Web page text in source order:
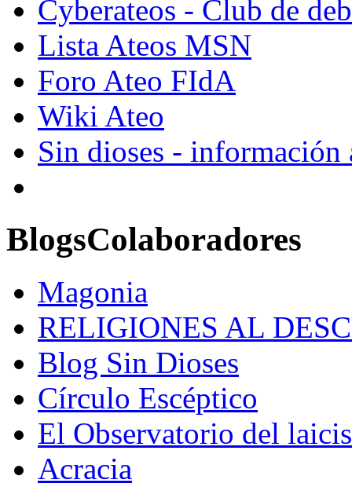
Cyberateos - Club de
Lista Ateos MSN
Foro Ateo FIdA
Wiki Ateo
Sin dioses - información
BlogsColaboradores
Magonia
RELIGIONES AL
Blog Sin Dioses
Círculo Escéptico
El Observatorio del
Acracia